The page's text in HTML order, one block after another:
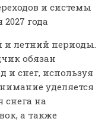
и системы
года
летний периоды.
обязан
и снег, используя
уделяется
на
а также